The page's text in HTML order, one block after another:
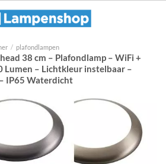
/ plafondlampen
38 cm – Plafondlamp – WiFi +
– Lichtkleur instelbaar –
IP65 Waterdicht